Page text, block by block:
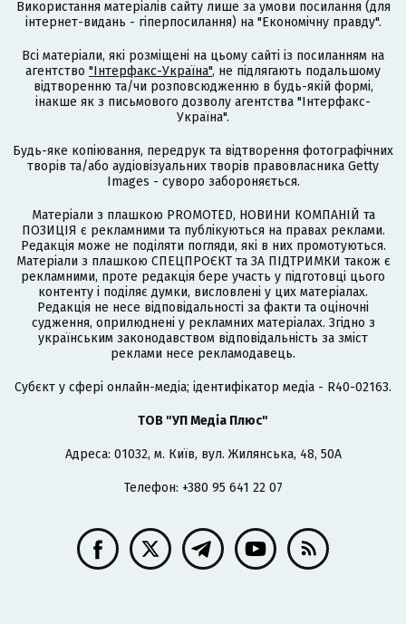
Використання матеріалів сайту лише за умови посилання (для
інтернет-видань - гіперпосилання) на "Економічну правду".
Всі матеріали, які розміщені на цьому сайті із посиланням на
агентство "Інтерфакс-Україна", не підлягають подальшому
відтворенню та/чи розповсюдженню в будь-якій формі,
інакше як з письмового дозволу агентства "Інтерфакс-
Україна".
Будь-яке копіювання, передрук та відтворення фотографічних
творів та/або аудіовізуальних творів правовласника Getty
Images - суворо забороняється.
Матеріали з плашкою PROMOTED, НОВИНИ КОМПАНІЙ та
ПОЗИЦІЯ є рекламними та публікуються на правах реклами.
Редакція може не поділяти погляди, які в них промотуються.
Матеріали з плашкою СПЕЦПРОЄКТ та ЗА ПІДТРИМКИ також є
рекламними, проте редакція бере участь у підготовці цього
контенту і поділяє думки, висловлені у цих матеріалах.
Редакція не несе відповідальності за факти та оціночні
судження, оприлюднені у рекламних матеріалах. Згідно з
українським законодавством відповідальність за зміст
реклами несе рекламодавець.
Cубєкт у сфері онлайн-медіа; ідентифікатор медіа - R40-02163.
ТОВ "УП Медіа Плюс"
Адреса: 01032, м. Київ, вул. Жилянська, 48, 50А
Телефон: +380 95 641 22 07